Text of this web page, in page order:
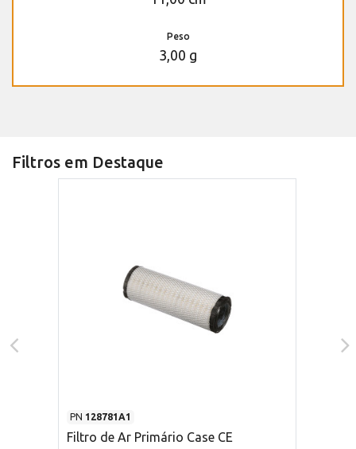
Peso
3,00 g
Filtros em Destaque
PN 128781A1
Filtro de Ar Primário Case CE